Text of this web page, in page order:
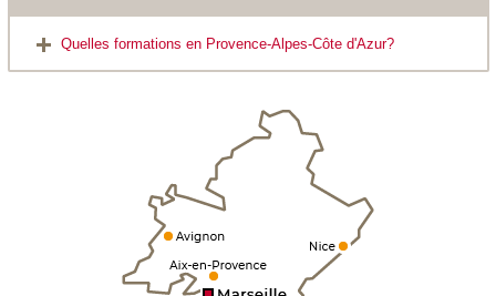
Quelles formations en Provence-Alpes-Côte d'Azur?